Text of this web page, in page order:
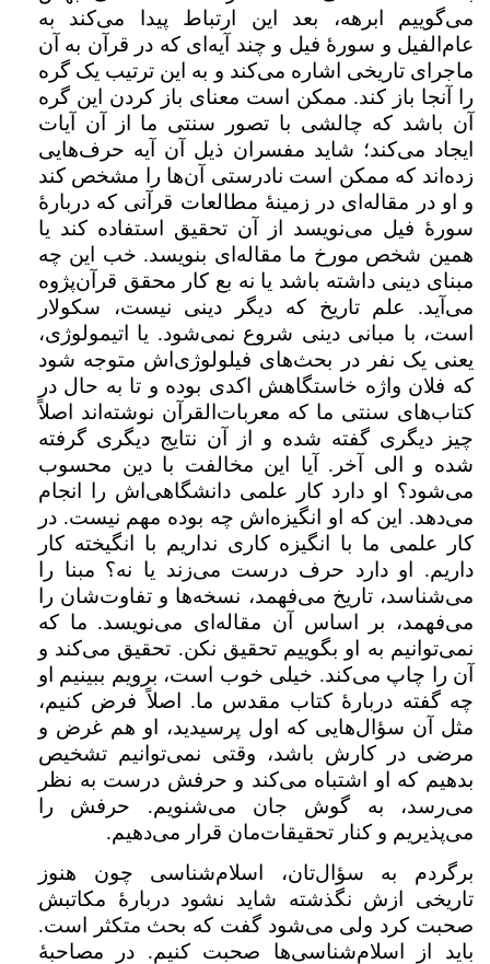
می‌گوییم ابرهه،‌ بعد این ارتباط پیدا می‌کند به
عام‌الفیل و سورهٔ‌ فیل و چند آیه‌ای که در قرآن به آن
ماجرای تاریخی اشاره می‌کند و به این ترتیب یک گره
را آنجا باز کند. ممکن است معنای باز کردن این گره
آن باشد که چالشی با تصور سنتی ما از آن آیات
ایجاد می‌کند؛ شاید مفسران ذیل آن آیه حرف‌هایی
زده‌اند که ممکن است نادرستی آن‌ها را مشخص کند
و او در مقاله‌ای در زمینهٔ مطالعات قرآنی که دربارهٔ‌
سورهٔ‌ فیل می‌نویسد از آن تحقیق استفاده کند یا
همین شخص مورخ ما مقاله‌ای بنویسد. خب این چه
مبنای دینی داشته باشد یا نه بع کار محقق قرآن‌پژوه
می‌آید.‌ علم تاریخ که دیگر دینی نیست، سکولار
است، با مبانی دینی شروع نمی‌شود. یا اتیمولوژی،
یعنی یک نفر در بحث‌های فیلولوژ‌ی‌اش متوجه شود
که فلان واژه خاستگاهش اکدی بوده و تا به حال در
کتاب‌های سنتی ما که معربات‌القرآن نوشته‌اند اصلاً
چیز دیگری گفته شده و از آن نتایج دیگری گرفته
شده و الی آخر. آیا این مخالفت با دین محسوب
می‌شود؟ او دارد کار علمی دانشگاهی‌اش را انجام
می‌دهد. این که او انگیزه‌اش چه بوده مهم نیست. در
کار علمی ما با انگیزه کاری نداریم با انگیخته کار
داریم. او دارد حرف درست می‌زند یا نه؟ مبنا را
می‌شناسد، تاریخ می‌فهمد، نسخه‌ها و تفاوت‌شان را
می‌فهمد، بر اساس آن مقاله‌ای می‌نویسد. ما که
نمی‌توانیم به او بگوییم تحقیق نکن. تحقیق می‌کند و
آن را چاپ می‌کند. خیلی خوب است،‌ برویم ببینیم او
چه گفته دربارهٔ کتاب مقدس ما. اصلاً فرض کنیم،
مثل آن سؤال‌‌هایی که اول پرسیدید،‌ او هم غرض و
مرضی در کارش باشد،‌ وقتی نمی‌توانیم تشخیص
بدهیم که او اشتباه می‌کند و حرفش درست به نظر
می‌رسد،‌ به گوش جان می‌شنویم. حرفش را
می‌پذیریم و کنار تحقیقات‌مان قرار می‌دهیم.
برگردم به سؤال‌‌تان، اسلام‌شناسی چون هنوز
تاریخی ازش نگذشته شاید نشود دربارهٔ مکاتبش
صحبت کرد ولی می‌شود گفت که بحث متکثر است.
باید از اسلام‌شناسی‌ها صحبت کنیم. در مصاحبهٔ